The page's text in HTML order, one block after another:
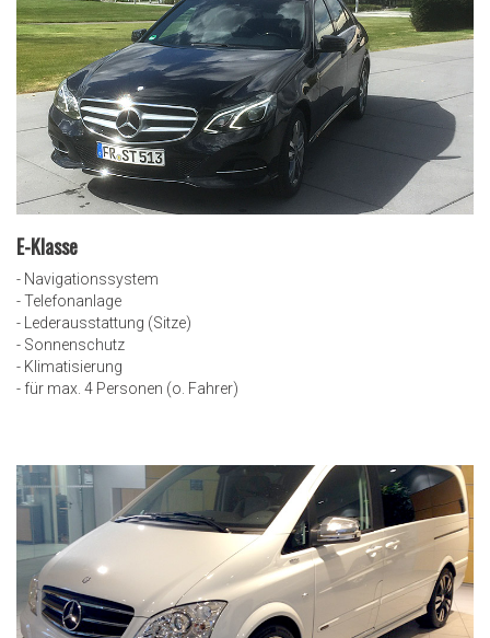
E-Klasse
- Navigationssystem
- Telefonanlage
- Lederausstattung (Sitze)
- Sonnenschutz
- Klimatisierung
- für max. 4 Personen (o. Fahrer)